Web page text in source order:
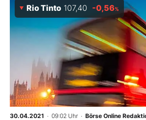
Rio Tinto 107,40 -0,56%
30.04.2021 · 09:02 Uhr · Börse Online